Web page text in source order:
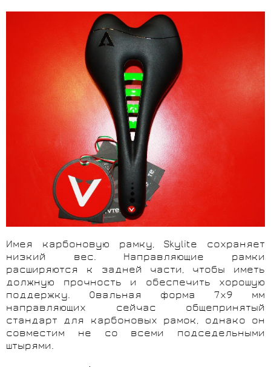
Имея карбоновую рамку, Skylite сохраняет
низкий вес. Направляющие рамки
расширяются к задней части, чтобы иметь
должную прочность и обеспечить хорошую
поддержку. Овальная форма 7x9 мм
направляющих сейчас общепринятый
стандарт для карбоновых рамок, однако он
совместим не со всеми подседельными
штырями.